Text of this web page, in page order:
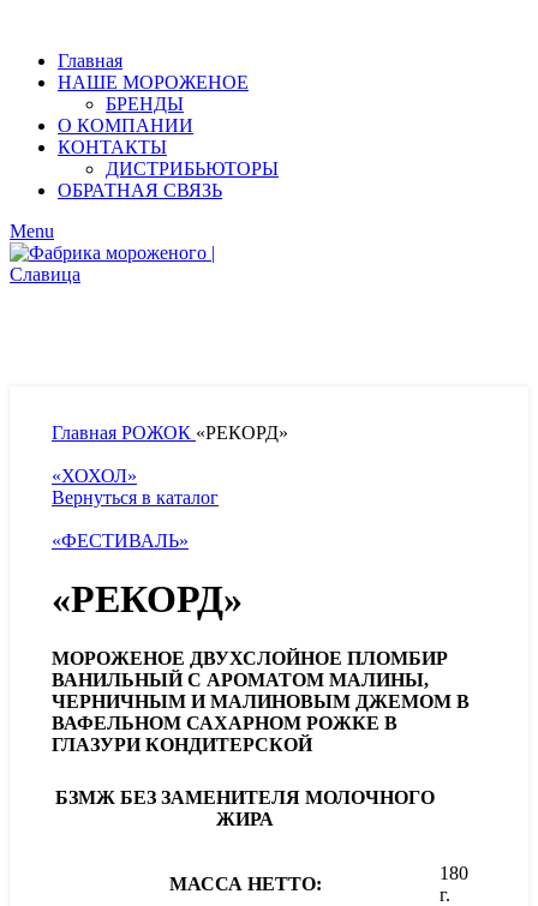
Главная
НАШЕ МОРОЖЕНОЕ
БРЕНДЫ
О КОМПАНИИ
КОНТАКТЫ
ДИСТРИБЬЮТОРЫ
ОБРАТНАЯ СВЯЗЬ
Menu
Главная РОЖОК «РЕКОРД»
«ХОХОЛ»
Вернуться в каталог
«ФЕСТИВАЛЬ»
«РЕКОРД»
МОРОЖЕНОЕ ДВУХСЛОЙНОЕ ПЛОМБИР
ВАНИЛЬНЫЙ С АРОМАТОМ МАЛИНЫ,
ЧЕРНИЧНЫМ И МАЛИНОВЫМ ДЖЕМОМ В
ВАФЕЛЬНОМ САХАРНОМ РОЖКЕ В
ГЛАЗУРИ КОНДИТЕРСКОЙ
БЗМЖ БЕЗ ЗАМЕНИТЕЛЯ МОЛОЧНОГО
ЖИРА
МАССА НЕТТО:
180
г.